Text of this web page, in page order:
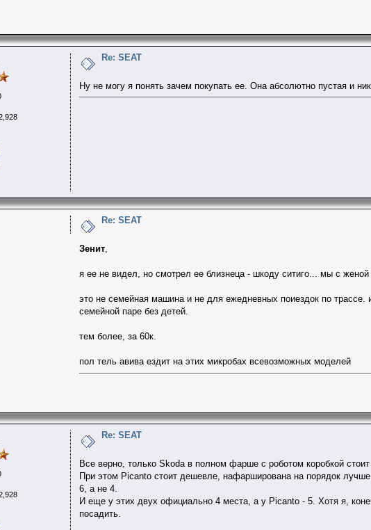
Re: SEAT
Ну не могу я понять зачем покупать ее. Она абсолютно пустая и
Re: SEAT
Зенит,
я ее не видел, но смотрел ее близнеца - шкоду ситиго... мы с
это не семейная машина и не для ежедневных поиездок по
семейной паре без детей.
тем более, за 60к.
пол тель авива ездит на этих микробах всевозможных моделей
Re: SEAT
Все верно, только Skoda в полном фарше с роботом коробкой
При этом Picanto стоит дешевле, нафарширована на порядок
6, а не 4.
И еще у этих двух официально 4 места, а у Picanto - 5. Хотя я,
посадить.